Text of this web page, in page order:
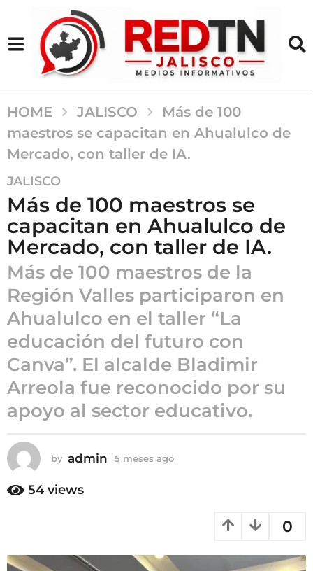
HOME JALISCO
Más de 100
maestros se capacitan en Ahualulco de
Mercado, con taller de IA.
5
m
e
s
e
a
g
o
5
m
e
s
e
s
g
o
JALISCO
Más de 100 maestros se
capacitan en Ahualulco de
Mercado, con taller de IA.
Más de 100 maestros de la
Región Valles participaron en
Ahualulco en el taller “La
educación del futuro con
Canva”. El alcalde Bladimir
Arreola fue reconocido por su
apoyo al sector educativo.
by admin 5 meses ago
o
54 views
0